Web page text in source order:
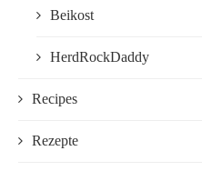
Beikost
HerdRockDaddy
Recipes
Rezepte